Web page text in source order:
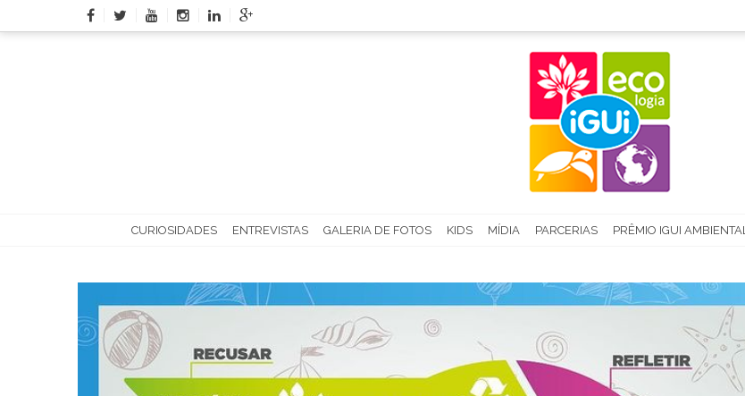
to
CURIOSIDADES ENTREVISTAS GALERIA DE FOTOS KIDS MÍDIA PARCERIAS PRÊMIO IGUI AMBIENTAL